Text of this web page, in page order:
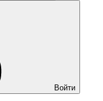
Войти